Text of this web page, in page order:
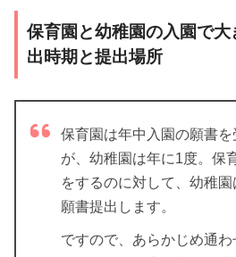
保育園と幼稚園の入園で
出時期と提出場所
保育園は年中入園の願書
が、幼稚園は年に1度。保
をするのに対して、幼稚
願書提出します。
ですので、あらかじめ通